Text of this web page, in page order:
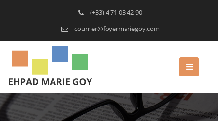
(+33) 4 71 03 42 90
courrier@foyermariegoy.com